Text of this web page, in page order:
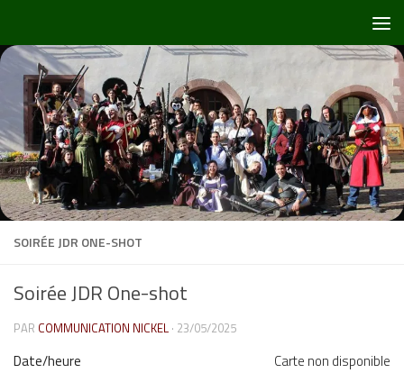
SOIRÉE JDR ONE-SHOT
Soirée JDR One-shot
PAR COMMUNICATION NICKEL · 23/05/2025
Carte non disponible
Date/heure